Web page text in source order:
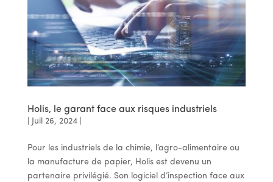
Holis, le garant face aux risques industriels
Juil 26, 2024|
Pour les industriels de la chimie, l’agro-alimentaire ou
la manufacture de papier, Holis est devenu un
partenaire privilégié. Son logiciel d’inspection face aux